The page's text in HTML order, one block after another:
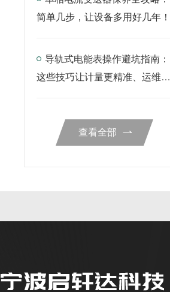
简单几步，让设备多用好几年！
导轨式电能表操作避坑指南：
这些技巧让计量更精准、运维更
查看全部